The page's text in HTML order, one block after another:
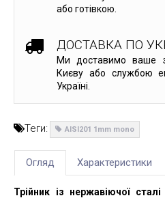
або готівкою.
ДОСТАВКА ПО
Ми доставимо ваше
Києву або службою
Україні.
Теги: AISI201 1mm mono
Огляд Характеристики
Трійник із нержавіючої сталі